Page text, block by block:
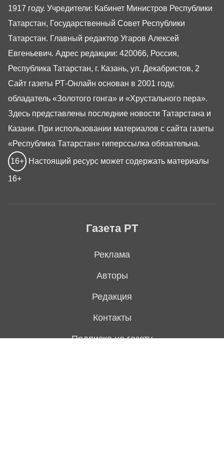
Газета РТ
Реклама
Авторы
Редакция
Контакты
Подписка на газету
1917 году. Учредители: Кабинет Министров Республики
Татарстан, Государственный Совет Республики
Татарстан. Главный редактор Угаров Алексей
Евгеньевич. Адрес редакции: 420066, Россия,
Республика Татарстан, г. Казань, ул. Декабристов, 2
Сайт газеты РТ-Онлайн основан в 2001 году,
обладатель «Золотого гонга» и «Хрустального пера».
Здесь представлены последние новости Татарстана и
Казани. При использовании материалов с сайта газеты
«Республика Татарстан» гиперссылка обязательна.
16+ Настоящий ресурс может содержать материалы
16+